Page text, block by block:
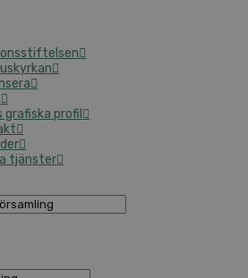
grafiska profil
tjänster